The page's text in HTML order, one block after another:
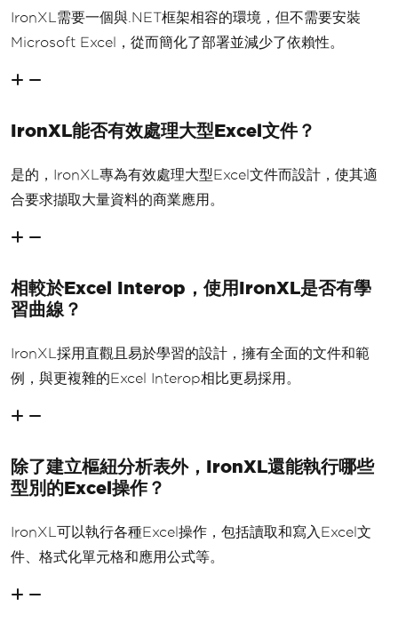
IronXL需要一個與.NET框架相容的環境，但不需要安裝
Microsoft Excel，從而簡化了部署並減少了依賴性。
IronXL能否有效處理大型Excel文件？
是的，IronXL專為有效處理大型Excel文件而設計，使其適
合要求擷取大量資料的商業應用。
相較於Excel Interop，使用IronXL是否有學
習曲線？
IronXL採用直觀且易於學習的設計，擁有全面的文件和範
例，與更複雜的Excel Interop相比更易採用。
除了建立樞紐分析表外，IronXL還能執行哪些
型別的Excel操作？
IronXL可以執行各種Excel操作，包括讀取和寫入Excel文
件、格式化單元格和應用公式等。